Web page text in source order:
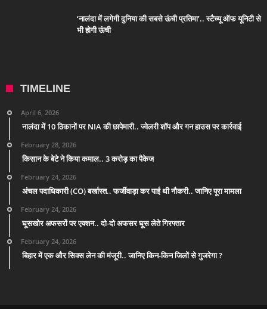
‘नालंदा में लगेगी दुनिया की सबसे ऊंची प्रतिमा’.. स्टैच्यू ऑफ यूनिटी से
भी होगी ऊंची
TIMELINE
April 6, 2026
नालंदा में 10 ठिकानों पर NIA की छापेमारी.. ज्वेलरी शॉप और गन हाउस पर कार्रवाई
February 28, 2026
किसान के बेटे ने किया कमाल.. 3 करोड़ का पैकेज
February 24, 2026
अंचल पदाधिकारी (CO) बर्खास्त.. फर्जीवाड़ा कर पाई थी नौकरी.. जानिए पूरा मामला
February 24, 2026
घूसखोर अफसरों पर एक्शन.. दो-दो अफसर घूस लेते गिरफ्तार
February 24, 2026
बिहार में एक और सिक्स लेन की मंजूरी.. जानिए किन-किन जिलों से गुजरेगा ?